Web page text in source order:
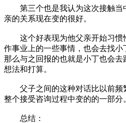
第三个也是我认为这次接触当
亲的关系现在变的很好。
这个好表现为他父亲开始习惯
作事业上的一些事情，也会去找小
那么与之回报的也就是小丁也会
想法和打算。
父子之间的这种对话比以前频
整个接受咨询过程中变的的一部分
总结：